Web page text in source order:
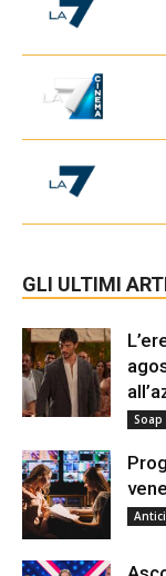
GLI ULTIMI
Soap